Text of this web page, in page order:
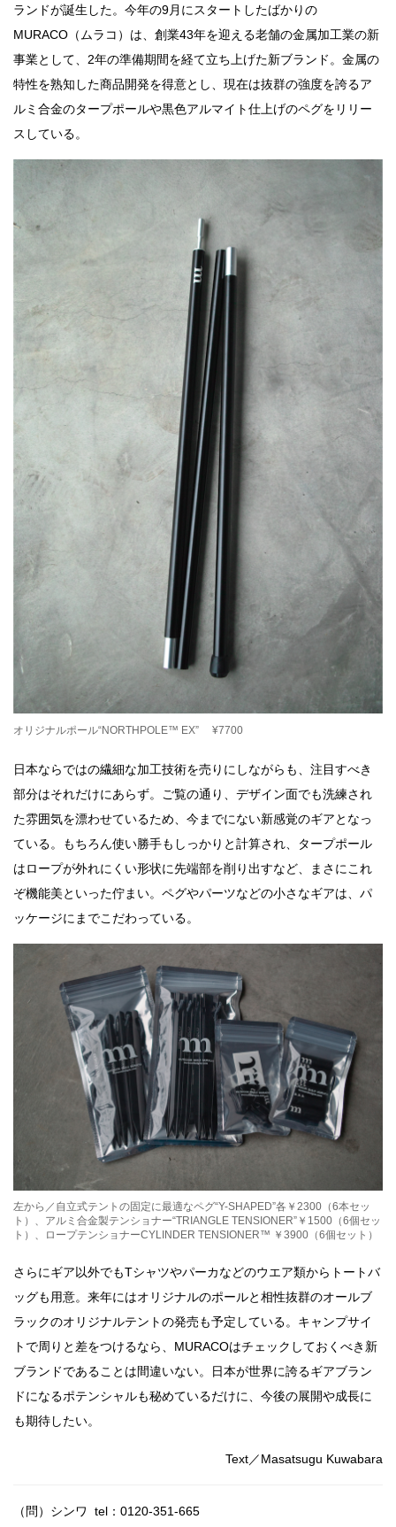
ランドが誕生した。今年の9月にスタートしたばかりの
MURACO（ムラコ）は、創業43年を迎える老舗の金属加工業の新
事業として、2年の準備期間を経て立ち上げた新ブランド。金属の
特性を熟知した商品開発を得意とし、現在は抜群の強度を誇るア
ルミ合金のタープポールや黒色アルマイト仕上げのペグをリリー
スしている。
オリジナルポール“NORTHPOLE™ EX” ¥7700
日本ならではの繊細な加工技術を売りにしながらも、注目すべき
部分はそれだけにあらず。ご覧の通り、デザイン面でも洗練され
た雰囲気を漂わせているため、今までにない新感覚のギアとなっ
ている。もちろん使い勝手もしっかりと計算され、タープポール
はロープが外れにくい形状に先端部を削り出すなど、まさにこれ
ぞ機能美といった佇まい。ペグやパーツなどの小さなギアは、パ
ッケージにまでこだわっている。
左から／自立式テントの固定に最適なペグ“Y-SHAPED”各￥2300（6本セッ
ト）、アルミ合金製テンショナー“TRIANGLE TENSIONER”￥1500（6個セッ
ト）、ロープテンショナーCYLINDER TENSIONER™ ￥3900（6個セット）
さらにギア以外でもTシャツやパーカなどのウエア類からトートバ
ッグも用意。来年にはオリジナルのポールと相性抜群のオールブ
ラックのオリジナルテントの発売も予定している。キャンプサイ
トで周りと差をつけるなら、MURACOはチェックしておくべき新
ブランドであることは間違いない。日本が世界に誇るギアブラン
ドになるポテンシャルも秘めているだけに、今後の展開や成長に
も期待したい。
Text／Masatsugu Kuwabara
（問）シンワ tel： 0120-351-665